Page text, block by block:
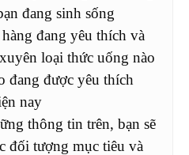
đang sinh sống
đang yêu thích và
loại thức uống nào
đang được yêu thích
nay
thông tin trên, bạn sẽ
đối tượng mục tiêu và